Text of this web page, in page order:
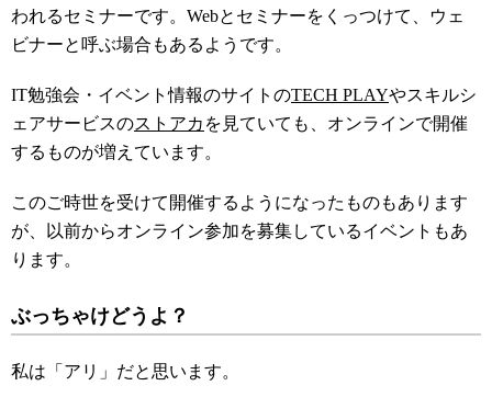
われるセミナーです。Webとセミナーをくっつけて、ウェ
ビナーと呼ぶ場合もあるようです。
IT勉強会・イベント情報のサイトのTECH PLAYやスキルシ
ェアサービスのストアカ を見ていても、オンラインで開催
するものが増えています。
このご時世を受けて開催するようになったものもあります
が、以前からオンライン参加を募集しているイベントもあ
ります。
ぶっちゃけどうよ？
私は「アリ」だと思います。